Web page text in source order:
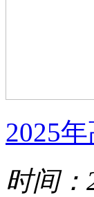
2025
时间：